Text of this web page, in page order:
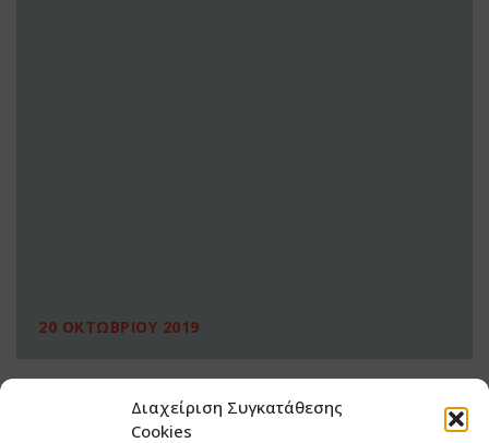
Διαχείριση Συγκατάθεσης
Cookies
20 ΟΚΤΩΒΡΙΟΥ 2019